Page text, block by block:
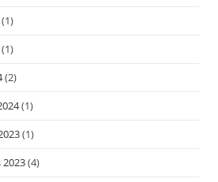
(1)
(1)
(2)
(1)
(1)
(4)